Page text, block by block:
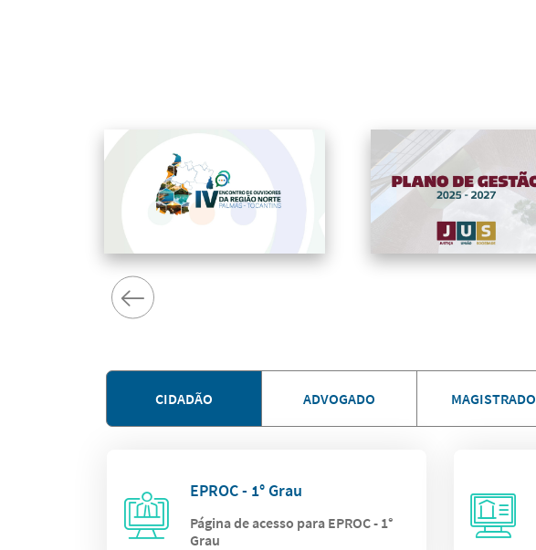
CIDADÃO ADVOGADO MAGISTRADO
EPROC - 1° Grau
Página de acesso para EPROC - 1°
Grau